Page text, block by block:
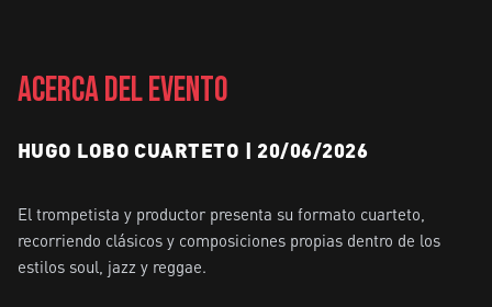
ACERCA DEL EVENTO
HUGO LOBO CUARTETO | 20/06/2026
El trompetista y productor presenta su formato cuarteto,
recorriendo clásicos y composiciones propias dentro de los
estilos soul, jazz y reggae.